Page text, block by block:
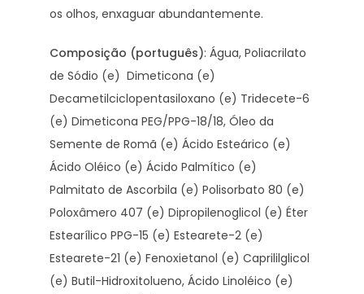
os olhos, enxaguar abundantemente.
Composição (português): Água, Poliacrilato
de Sódio (e) Dimeticona (e)
Decametilciclopentasiloxano (e) Tridecete-6
(e) Dimeticona PEG/PPG-18/18, Óleo da
Semente de Romã (e) Ácido Esteárico (e)
Ácido Oléico (e) Ácido Palmítico (e)
Palmitato de Ascorbila (e) Polisorbato 80 (e)
Poloxâmero 407 (e) Dipropilenoglicol (e) Éter
Estearílico PPG-15 (e) Estearete-2 (e)
Estearete-21 (e) Fenoxietanol (e) Caprililglicol
(e) Butil-Hidroxitolueno, Ácido Linoléico (e)